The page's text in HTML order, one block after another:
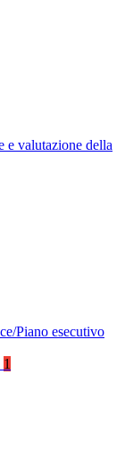
e valutazione della
Piano esecutivo
1